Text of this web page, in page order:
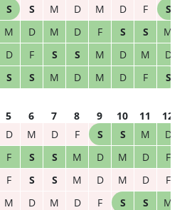
S S M D M D F
S
M D M D F S S
M
D F S S M D M
D
S S M D M D F S
5 6 7 8 9 10 11
12
D M D F S S M
D
F S S M D M D
F
F S S M D M D
F
M D M D F S S
M